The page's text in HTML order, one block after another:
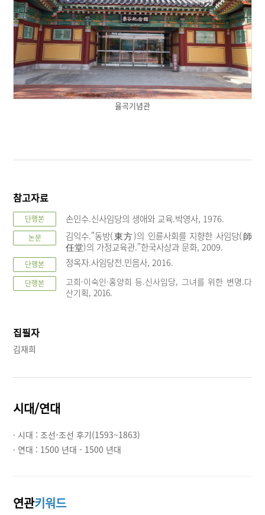
율곡기념관
참고자료
단행본 손인수.신사임당의 생애와 교육.박영사, 1976.
논문
김익수."동방(東方)의 인륜사회를 지향한 사임당(師
任堂)의 가정교육관."한국사상과 문화, 2009.
단행본 정옥자.사임당전.민음사, 2016.
단행본
고희·이숙인·홍양희 등.신사임당, 그녀를 위한 변명.다
산기획, 2016.
집필자
김재희
시대/연대
· 시대 :조선-조선 후기(1593~1863)
· 연대 : 1500 년대 - 1500 년대
연관키워드